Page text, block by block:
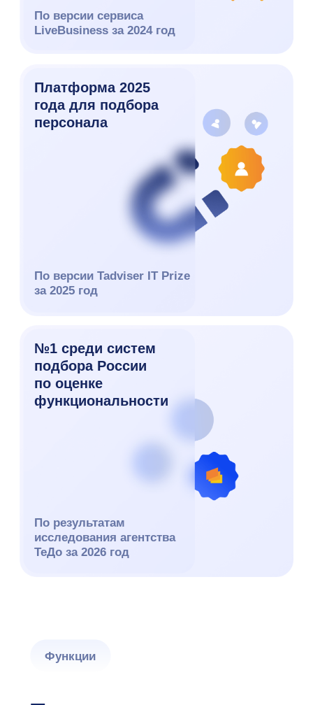
площадках прямо из системы,
экономя время и усилия
Используйте нейросети прямо
в системе для составления
привлекательных описаний
Создавайте вакансии вручную
или автоматически через
заявки от менеджеров